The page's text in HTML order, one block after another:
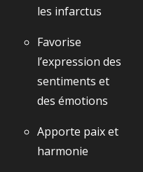
les infarctus
Favorise
l’expression des
sentiments et
des émotions
Apporte paix et
harmonie